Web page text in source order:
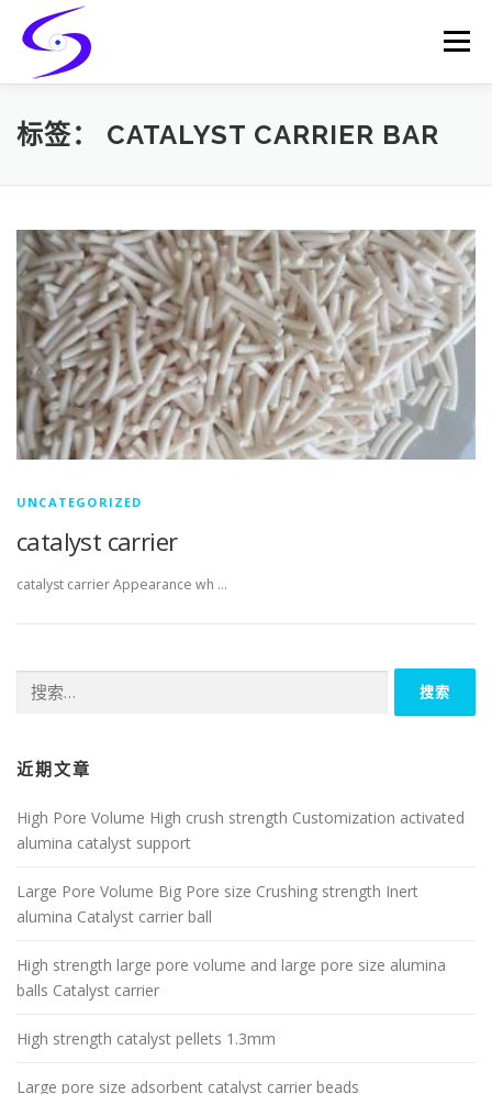
content
Menu
HOME PRODUCTS CATALYST-CARRIER
标签： CATALYST CARRIER BAR
UNCATEGORIZED
catalyst carrier
catalyst carrier Appearance wh …
索：
近期文章
High Pore Volume High crush strength Customization activated
alumina catalyst support
Large Pore Volume Big Pore size Crushing strength Inert
alumina Catalyst carrier ball
High strength large pore volume and large pore size alumina
balls Catalyst carrier
High strength catalyst pellets 1.3mm
Large pore size adsorbent catalyst carrier beads